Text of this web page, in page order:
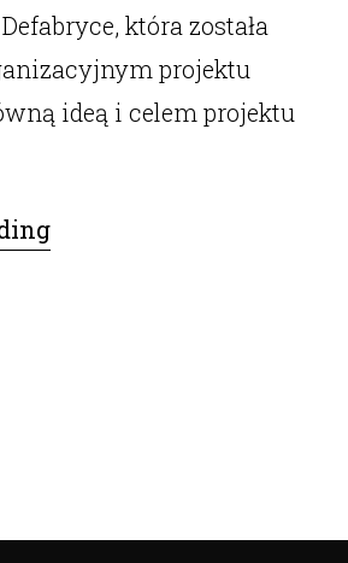
która została
projektu
ideą i celem projektu